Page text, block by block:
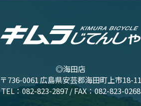
◎海田店
〒736-0061 広島県安芸郡海田町上市18-11
TEL： 082-823-2897/ FAX：082-823-0268